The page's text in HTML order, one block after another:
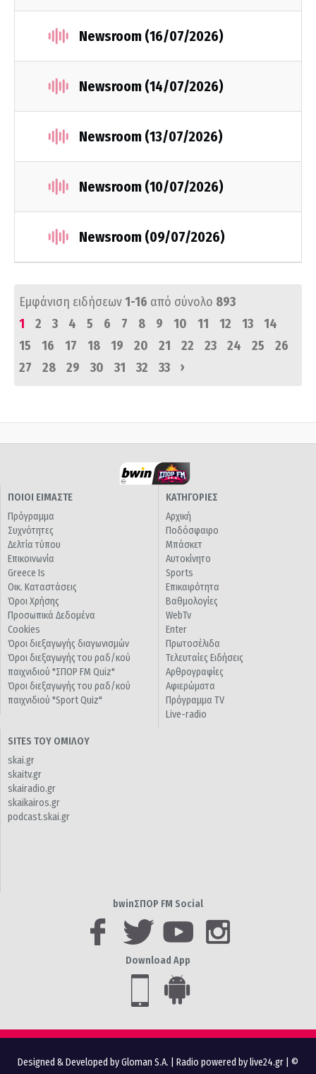
Newsroom (16/07/2026)
Newsroom (14/07/2026)
Newsroom (13/07/2026)
Newsroom (10/07/2026)
Newsroom (09/07/2026)
Εμφάνιση ειδήσεων1-16 από σύνολο 893
1
2 3 4 5 6 7 8 9 10 11 12 13
14
15
16 17 18 19 20 21 22 23 24 25
26
27
28 29 30 31 32 33 ›
ΠΟΙΟΙ ΕΙΜΑΣΤΕ
Πρόγραμμα
Συχνότητες
Δελτία τύπου
Επικοινωνία
Greece Is
Οικ. Καταστάσεις
Όροι Χρήσης
Προσωπικά Δεδομένα
Cookies
Όροι διεξαγωγής διαγωνισμών
Όροι διεξαγωγής του ραδ/κού
παιχνιδιού "ΣΠΟΡ FM Quiz"
Όροι διεξαγωγής του ραδ/κού
παιχνιδιού "Sport Quiz"
ΚΑΤΗΓΟΡΙΕΣ
Αρχική
Ποδόσφαιρο
Μπάσκετ
Αυτοκίνητο
Sports
Επικαιρότητα
Βαθμολογίες
WebTv
Enter
Πρωτοσέλιδα
Τελευταίες Ειδήσεις
Αρθρογραφίες
Αφιερώματα
Πρόγραμμα TV
Live-radio
SITES ΤΟΥ ΟΜΙΛΟΥ
skai.gr
skaitv.gr
skairadio.gr
skaikairos.gr
podcast.skai.gr
bwinΣΠΟΡ FM Social
Download App
Designed & Developed by Gloman S.A. Radio powered by live24.gr | ©